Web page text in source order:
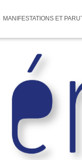
MANIFESTATIONS ET